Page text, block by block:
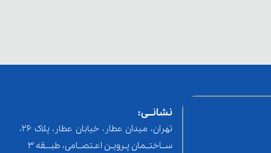
نشانــی:
تهران، میدان عطار، خیابان عطار، پلاک 26،
ســاختــمان پـرویـن اعـتصــامی، طبـــقه 3